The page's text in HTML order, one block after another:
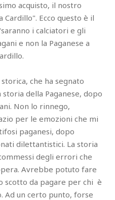
acquisto, il nostro
Ecco questo è il
i calciatori e gli
e non la Paganese a
che ha segnato
della Paganese, dopo
Non lo rinnego,
per le emozioni che mi
paganesi, dopo
dilettantistici. La storia
degli errori che
Avrebbe potuto fare
scotto da pagare per chi è
Ad un certo punto, forse